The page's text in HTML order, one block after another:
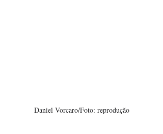
Daniel Vorcaro/Foto: reprodução